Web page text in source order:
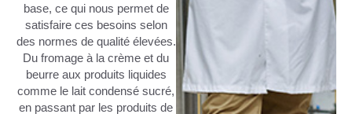
base, ce qui nous permet de
satisfaire ces besoins selon
des normes de qualité élevées.
Du fromage à la crème et du
beurre aux produits liquides
comme le lait condensé sucré,
en passant par les produits de